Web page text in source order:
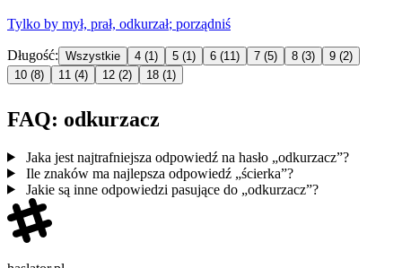
Tylko by mył, prał, odkurzał; porządniś
Długość: Wszystkie 4 (1) 5 (1) 6 (11) 7 (5) 8 (3) 9 (2)
10 (8) 11 (4) 12 (2) 18 (1)
FAQ: odkurzacz
Jaka jest najtrafniejsza odpowiedź na hasło „odkurzacz”?
Ile znaków ma najlepsza odpowiedź „ścierka”?
Jakie są inne odpowiedzi pasujące do „odkurzacz”?